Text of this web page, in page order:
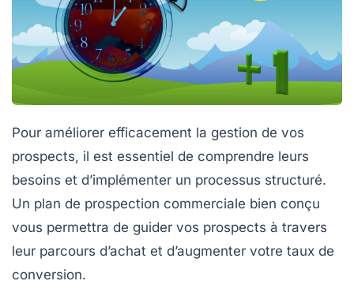
Pour améliorer efficacement la gestion de vos
prospects, il est essentiel de comprendre leurs
besoins et d’implémenter un processus structuré.
Un plan de prospection commerciale bien conçu
vous permettra de guider vos prospects à travers
leur parcours d’achat et d’augmenter votre taux de
conversion.